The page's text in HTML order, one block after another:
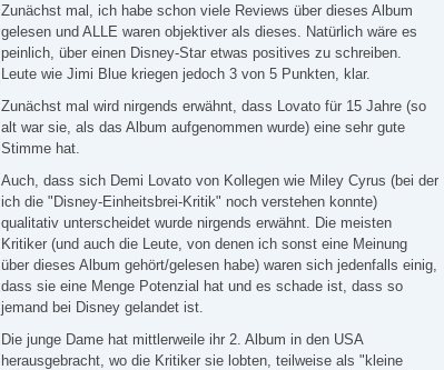
Zunächst mal, ich habe schon viele Reviews über dieses Album
gelesen und ALLE waren objektiver als dieses. Natürlich wäre es
peinlich, über einen Disney-Star etwas positives zu schreiben.
Leute wie Jimi Blue kriegen jedoch 3 von 5 Punkten, klar.
Zunächst mal wird nirgends erwähnt, dass Lovato für 15 Jahre (so
alt war sie, als das Album aufgenommen wurde) eine sehr gute
Stimme hat.
Auch, dass sich Demi Lovato von Kollegen wie Miley Cyrus (bei der
ich die "Disney-Einheitsbrei-Kritik" noch verstehen konnte)
qualitativ unterscheidet wurde nirgends erwähnt. Die meisten
Kritiker (und auch die Leute, von denen ich sonst eine Meinung
über dieses Album gehört/gelesen habe) waren sich jedenfalls einig,
dass sie eine Menge Potenzial hat und es schade ist, dass so
jemand bei Disney gelandet ist.
Die junge Dame hat mittlerweile ihr 2. Album in den USA
herausgebracht, wo die Kritiker sie lobten, teilweise als "kleine